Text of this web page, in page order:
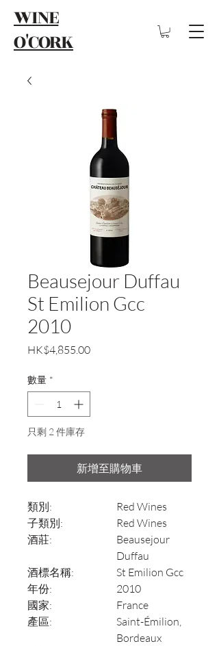
WINE
O'CORK
Beausejour Duffau
St Emilion Gcc
2010
HK$4,855.00價
數量 *
只剩 2 件庫存
新增至購物車
類別:
Red Wines
子類別:
Red Wines
酒莊:
Beausejour
Duffau
酒標名稱:
St Emilion Gcc
年份:
2010
國家:
France
產區:
Saint-Émilion,
Bordeaux